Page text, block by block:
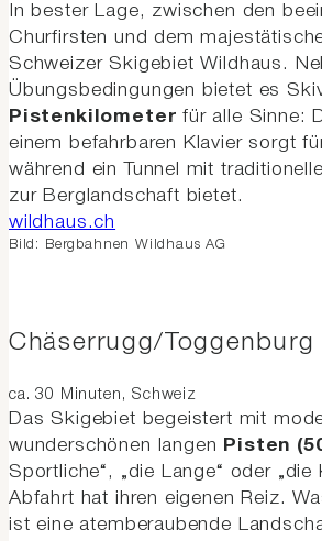
In bester Lage, zwischen den
Churfirsten und dem
Schweizer Skigebiet Wildhaus.
Übungsbedingungen bietet es
Pistenkilometer für alle Sinne:
einem befahrbaren Klavier sorgt
während ein Tunnel mit
zur Berglandschaft bietet.
wildhaus.ch
Bild: Bergbahnen Wildhaus AG
Chäserrugg/Toggenburg
ca. 30 Minuten, Schweiz
Das Skigebiet begeistert mit
wunderschönen langen
Pisten
Sportliche“, „die Lange“ oder „die
Abfahrt hat ihren eigenen Reiz.
ist eine atemberaubende